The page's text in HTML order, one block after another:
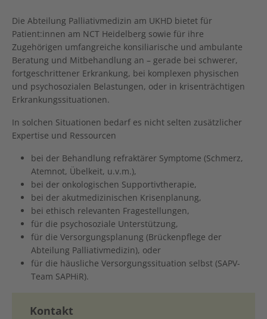
Die Abteilung Palliativmedizin am UKHD bietet für
Patient:innen am NCT Heidelberg sowie für ihre
Zugehörigen umfangreiche konsiliarische und ambulante
Beratung und Mitbehandlung an – gerade bei schwerer,
fortgeschrittener Erkrankung, bei komplexen physischen
und psychosozialen Belastungen, oder in krisenträchtigen
Erkrankungssituationen.
In solchen Situationen bedarf es nicht selten zusätzlicher
Expertise und Ressourcen
bei der Behandlung refraktärer Symptome (Schmerz,
Atemnot, Übelkeit, u.v.m.),
bei der onkologischen Supportivtherapie,
bei der akutmedizinischen Krisenplanung,
bei ethisch relevanten Fragestellungen,
für die psychosoziale Unterstützung,
für die Versorgungsplanung (Brückenpflege der
Abteilung Palliativmedizin), oder
für die häusliche Versorgungssituation selbst (SAPV-
Team SAPHiR).
Kontakt